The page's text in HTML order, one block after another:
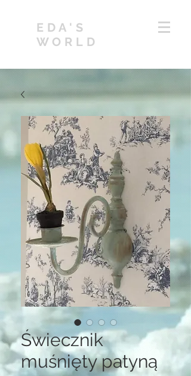
EDA'S
WORLD
Świecznik
muśnięty patyną